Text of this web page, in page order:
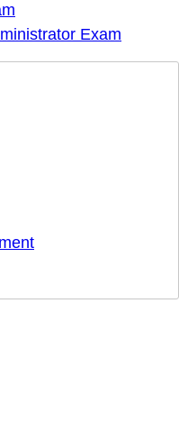
Exam